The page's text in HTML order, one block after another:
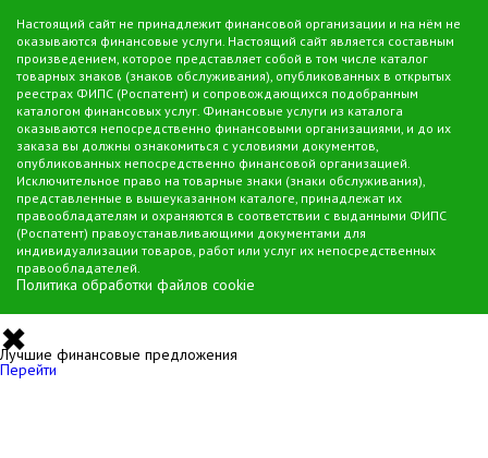
Настоящий сайт не принадлежит финансовой организации и на нём не
оказываются финансовые услуги. Настоящий сайт является составным
произведением, которое представляет собой в том числе каталог
товарных знаков (знаков обслуживания), опубликованных в открытых
реестрах ФИПС (Роспатент) и сопровождающихся подобранным
каталогом финансовых услуг. Финансовые услуги из каталога
оказываются непосредственно финансовыми организациями, и до их
заказа вы должны ознакомиться с условиями документов,
опубликованных непосредственно финансовой организацией.
Исключительное право на товарные знаки (знаки обслуживания),
представленные в вышеуказанном каталоге, принадлежат их
правообладателям и охраняются в соответствии с выданными ФИПС
(Роспатент) правоустанавливающими документами для
индивидуализации товаров, работ или услуг их непосредственных
правообладателей.
Политика обработки файлов cookie
✖
Лучшие финансовые предложения
Перейти